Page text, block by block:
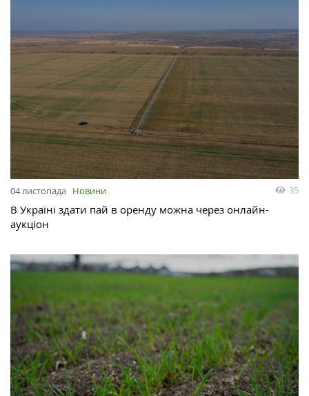
04 листопада Новини 35
В Україні здати пай в оренду можна через онлайн-
аукціон